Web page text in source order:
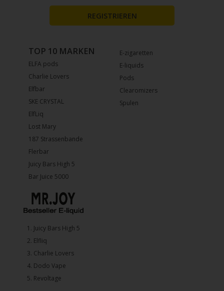
E-zigaretten
E-liquids
Pods
Clearomizers
Spulen
TOP 10 MARKEN
ELFA pods
Charlie Lovers
Elfbar
SKE CRYSTAL
ElfLiq
Lost Mary
187 Strassenbande
Flerbar
Juicy Bars High 5
Bar Juice 5000
1.⁠ ⁠Juicy Bars High 5
2.⁠ ⁠⁠Elfliq
3.⁠ ⁠⁠Charlie Lovers
4.⁠ ⁠⁠Dodo Vape
5. ⁠Revoltage
REGISTRIEREN